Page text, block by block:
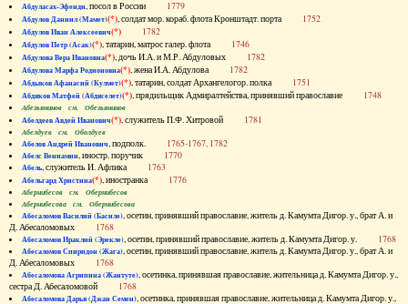
Абдуласах-Эфенди, посол в России 1779
Абдулов Даниил (Мамет)(*), солдат мор. кораб. флота Кронштадт. порта 1752
Абдулов Иван Алексеевич(*) 1782
Абдулов Петр (Асак)(*), татарин, матрос галер. флота 1746
Абдулова Вера Ивановна(*), дочь И.А. и М.Р. Абдуловых 1782
Абдулова Марфа Родионовна(*), жена И.А. Абдулова 1782
Абдыков Афанасий (Кулмет)(*), татарин, солдат Архангелогор. полка 1751
Абдяков Матфей (Абдяселет)(*), прядильщик Адмиралтейства, принявший православие 1748
Абезьянинов см. Обезьянинов
Абелдеев Авдей Иванович(*), служитель П.Ф. Хитровой 1781
Абелдуев см. Оболдуев
Абелов Андрей Иванович, подполк. 1765-1767, 1782
Абелс Вениамин, иностр. поручик 1770
Абель, служитель И. Афлика 1763
Абельгард Христина(*), иностранка 1776
Абернибесов см. Обернибесов
Абернибесова см. Обернибесова
Абесаломов Василий (Басиле), осетин, принявший православие, житель д. Камумта Дигор. у., брат А. и
Д. Абесаломовых 1768
Абесаломов Ираклий (Эрекле), осетин, принявший православие, житель д. Камумта Дигор. у. 1768
Абесаломов Спиридон (Жага), осетин, принявший православие, житель д. Камумта Дигор. у., брат А. и
Д. Абесаломовых 1768
Абесаломова Агрипина (Жантуте), осетинка, принявшая православие, жительница д. Камумта Дигор. у.,
сестра Д. Абесаломовой 1768
Абесаломова Дарья (Джан Семен), осетинка, принявшая православие, жительница д. Камумта Дигор. у.,